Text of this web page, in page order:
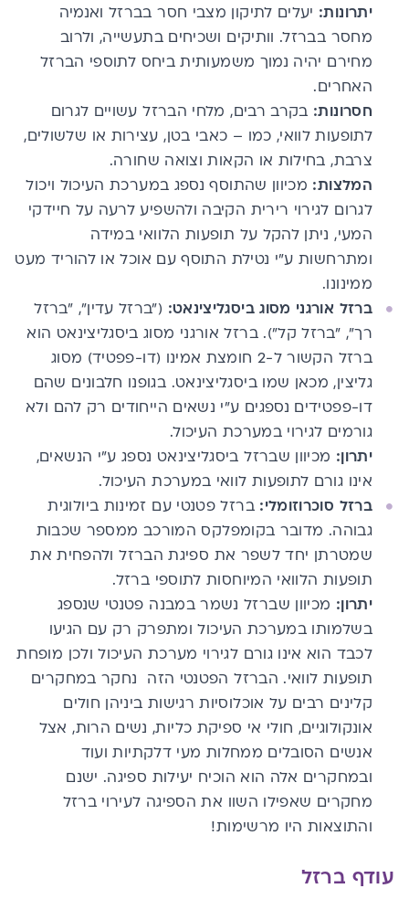
יתרונות: יעלים לתיקון מצבי חסר בברזל ואנמיה
מחסר בברזל. וותיקים ושכיחים בתעשייה, ולרוב
מחירם יהיה נמוך משמעותית ביחס לתוספי הברזל
האחרים.
חסרונות: בקרב רבים, מלחי הברזל עשויים לגרום
לתופעות לוואי, כמו – כאבי בטן, עצירות או שלשולים,
צרבת, בחילות או הקאות וצואה שחורה.
המלצות: מכיוון שהתוסף נספג במערכת העיכול ויכול
לגרום לגירוי רירית הקיבה ולהשפיע לרעה על חיידקי
המעי, ניתן להקל על תופעות הלוואי במידה
ומתרחשות ע"י נטילת התוסף עם אוכל או להוריד מעט
ממינונו.
ברזל אורגני מסוג ביסגליצינאט: ("ברזל עדין", "ברזל
רך", "ברזל קל"). ברזל אורגני מסוג ביסגליצינאט הוא
ברזל הקשור ל-2
חומצת אמינו (דו-פפטיד) מסוג
גליצין, מכאן שמו ביסגליצינאט. בגופנו חלבונים שהם
דו-פפטידים נספגים ע"י נשאים הייחודים רק להם ולא
גורמים לגירוי במערכת העיכול.
יתרון: מכיוון שברזל ביסגליצינאט נספג ע"י הנשאים,
אינו גורם לתופעות לוואי במערכת העיכול.
ברזל סוכרוזומלי: ברזל פטנטי עם זמינות ביולוגית
גבוהה. מדובר בקומפלקס המורכב ממספר שכבות
שמטרתן יחד לשפר את ספיגת הברזל ולהפחית את
תופעות הלוואי המיוחסות לתוספי ברזל.
יתרון: מכיוון שברזל נשמר במבנה פטנטי שנספג
בשלמותו במערכת העיכול ומתפרק רק עם הגיעו
לכבד הוא אינו גורם לגירוי מערכת העיכול ולכן מופחת
תופעות לוואי. הברזל הפטנטי הזה נחקר במחקרים
קלינים רבים על אוכלוסיות רגישות ביניהן חולים
אונקולוגיים, חולי אי ספיקת כליות, נשים הרות, אצל
אנשים הסובלים ממחלות מעי דלקתיות ועוד
ובמחקרים אלה הוא הוכיח יעילות ספיגה. ישנם
מחקרים שאפילו השוו את הספיגה לעירוי ברזל
והתוצאות היו מרשימות!
עודף ברזל